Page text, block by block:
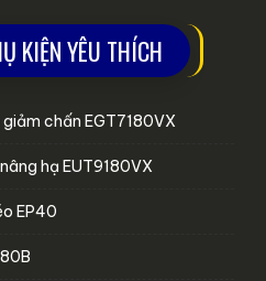
KIỆN YÊU THÍCH
chấn EGT7180VX
hạ EUT9180VX
EP40